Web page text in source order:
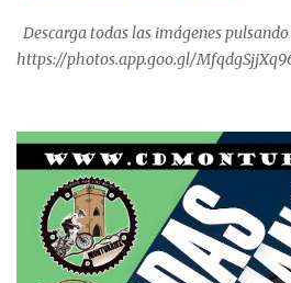
Descarga todas las imágenes
https://photos.app.goo.gl/